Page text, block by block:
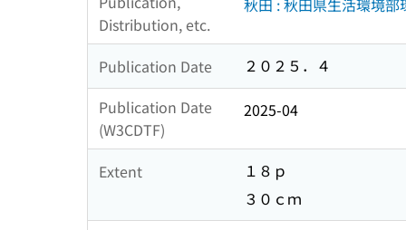
Distribution, etc.
秋田 : 秋田県生活環境部
Publication Date
２０２５．４
Publication Date
(W3CDTF)
2025-04
Extent
１８ｐ
３０ｃｍ